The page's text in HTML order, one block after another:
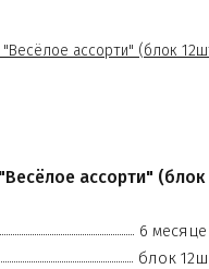
ассорти" (блок
6
блок